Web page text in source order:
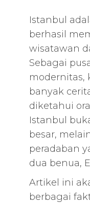
Istanbul
berhasil
wisatawan
Sebagai
modernitas,
banyak
diketahui
Istanbul
besar,
peradaban
dua benua,
Artikel ini
berbagai